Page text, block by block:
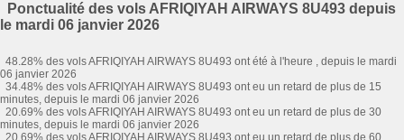
Ponctualité des vols AFRIQIYAH AIRWAYS 8U493 depuis
le mardi 06 janvier 2026
48.28% des vols AFRIQIYAH AIRWAYS 8U493 ont été à l'heure , depuis le mardi
06 janvier 2026
34.48% des vols AFRIQIYAH AIRWAYS 8U493 ont eu un retard de plus de 15
minutes, depuis le mardi 06 janvier 2026
20.69% des vols AFRIQIYAH AIRWAYS 8U493 ont eu un retard de plus de 30
minutes, depuis le mardi 06 janvier 2026
20.69% des vols AFRIQIYAH AIRWAYS 8U493 ont eu un retard de plus de 60